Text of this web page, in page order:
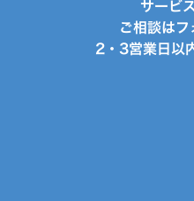
サービ
ご相談はフ
2・3営業日以